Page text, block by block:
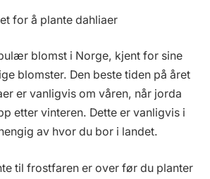
for å plante dahliaer
blomst i Norge, kjent for sine
blomster. Den beste tiden på året
er vanligvis om våren, når jorda
etter vinteren. Dette er vanligvis i
av hvor du bor i landet.
til frostfaren er over før du planter